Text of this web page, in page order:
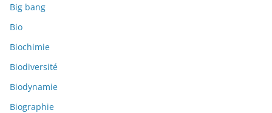
Big bang
Bio
Biochimie
Biodiversité
Biodynamie
Biographie